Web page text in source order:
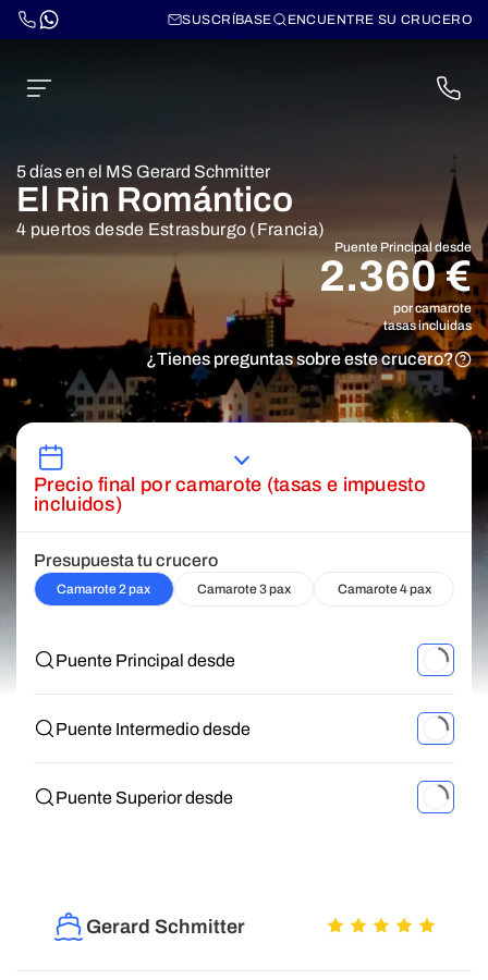
SUSCRÍBASE ENCUENTRE SU CRUCERO
5 días en el MS Gerard Schmitter
El Rin Romántico
4 puertos desde Estrasburgo (Francia)
Puente Principal desde
2.360 €
por camarote
tasas incluidas
¿Tienes preguntas sobre este crucero?
Precio final por camarote (tasas e impuesto
incluidos)
Presupuesta tu crucero
Camarote 2 pax Camarote 3 pax Camarote 4 pax
Puente Principal desde
Puente Intermedio desde
Puente Superior desde
Gerard Schmitter